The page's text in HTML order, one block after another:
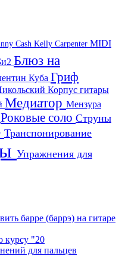
Cash Kelly Carpenter MIDI
Блюз на
Куба Гриф
Корпус гитары
Медиатор Мензура
Роковые соло Струны
Транспонирование
Упражнения для
барре (баррэ) на гитаре
курсу "20
для пальцев